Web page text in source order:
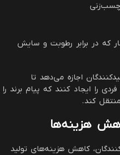
که در برابر رطوبت و سایش
اجازه می‌دهد تا
را ایجاد کنند که پیام برند را
کند.
هزینه‌ها
کاهش هزینه‌های تولید